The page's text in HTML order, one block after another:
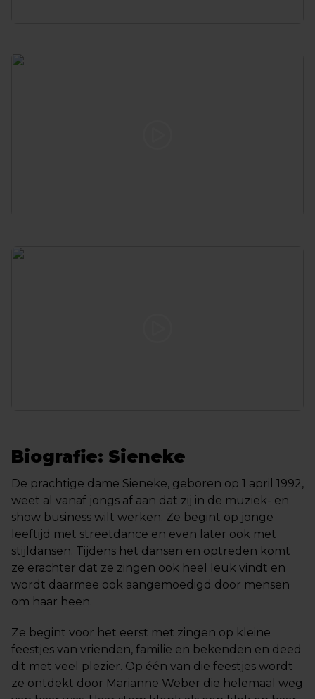
Biografie: Sieneke
De prachtige dame Sieneke, geboren op 1 april 1992,
weet al vanaf jongs af aan dat zij in de muziek- en
show business wilt werken. Ze begint op jonge
leeftijd met streetdance en even later ook met
stijldansen. Tijdens het dansen en optreden komt
ze erachter dat ze zingen ook heel leuk vindt en
wordt daarmee ook aangemoedigd door mensen
om haar heen.
Ze begint voor het eerst met zingen op kleine
feestjes van vrienden, familie en bekenden en deed
dit met veel plezier. Op één van die feestjes wordt
ze ontdekt door Marianne Weber die helemaal weg